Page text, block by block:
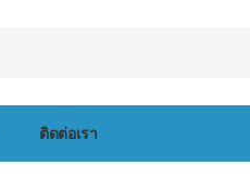
ติดต่อเรา